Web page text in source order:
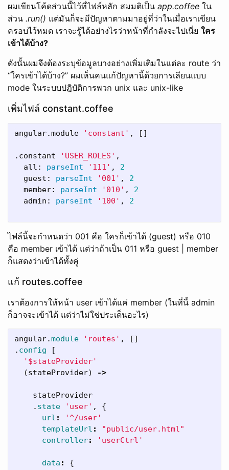
ผมเขียนโค้ดส่วนนี้ไว้ที่ไฟล์หลัก สมมติเป็น app.coffee ใน
ส่วน .run() แต่มันก็จะมีปัญหาตามมาอยู่ที่ว่าในเมื่อเราเขียน
ครอบไว้หมด เราจะรู้ได้อย่างไรว่าหน้าที่กำลังจะไปเนี่ย ใคร
เข้าได้บ้าง?
ดังนั้นผมจึงต้องระบุข้อมูลบางอย่างเพิ่มเติมในแต่ละ route ว่า
“ใครเข้าได้บ้าง?” ผมเห็นคนแก้ปัญหานี้ด้วยการเลียนแบบ
mode ในระบบปฎิบัติการพวก unix และ unix-like
เพิ่มไฟล์ constant.coffee
angular.module 'constant' , []
. constant 'USER_ROLES' ,
all : parseInt '111' ,
2
guest : parseInt '001' ,
2
member: parseInt '010' ,
2
admin : parseInt '100' , 2
ไฟล์นี้จะกำหนดว่า 001 คือ ใครก็เข้าได้ (guest) หรือ 010
คือ member เข้าได้ แต่ว่าถ้าเป็น 011 หรือ guest | member
ก็แสดงว่าเข้าได้ทั้งคู่
แก้ routes.coffee
เราต้องการให้หน้า user เข้าได้แค่ member (ในที่นี้ admin
ก็อาจจะเข้าได้ แต่ว่าไม่ใช่ประเด็นอะไร)
angular.module 'routes' ,
[]
. config
[
'$stateProvider'
(stateProvider) ->
stateProvider
. state 'user' ,
{
url :
'^/user'
templateUrl :
"public/user.html"
controller: 'userCtrl'
data :
{